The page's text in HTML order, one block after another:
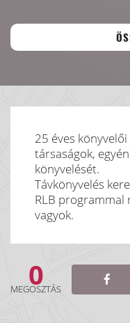
25 éves
társaságok,
könyvelését.
Távkönyvelés
RLB programmal
vagyok.
0
MEGOSZTÁS